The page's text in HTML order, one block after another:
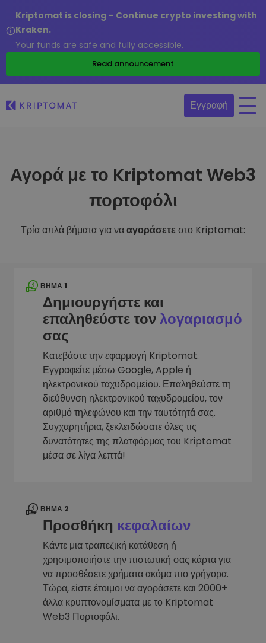
Kriptomat is closing – Continue crypto investing with
Kraken.
Your funds are safe and fully accessible.
Read announcement
Εγγραφή
Αγορά με το Kriptomat Web3
πορτοφόλι
Τρία απλά βήματα για νααγοράσετε στο Kriptomat:
ΒΉΜΑ 1
Δημιουργήστε και
επαληθεύστε τονλογαριασμό
σας
Κατεβάστε την εφαρμογή Kriptomat.
Εγγραφείτε μέσω Google, Apple ή
ηλεκτρονικού ταχυδρομείου. Επαληθεύστε τη
διεύθυνση ηλεκτρονικού ταχυδρομείου, τον
αριθμό τηλεφώνου και την ταυτότητά σας.
Συγχαρητήρια, ξεκλειδώσατε όλες τις
δυνατότητες της πλατφόρμας του Kriptomat
μέσα σε λίγα λεπτά!
ΒΉΜΑ 2
Προσθήκη κεφαλαίων
Κάντε μια τραπεζική κατάθεση ή
χρησιμοποιήστε την πιστωτική σας κάρτα για
να προσθέσετε χρήματα ακόμα πιο γρήγορα.
Τώρα, είστε έτοιμοι να αγοράσετε και 2000+
άλλα κρυπτονομίσματα με το Kriptomat
Web3 Πορτοφόλι.